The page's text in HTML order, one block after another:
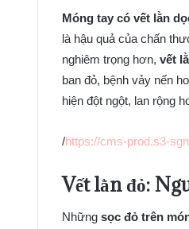
Móng tay có vết lằn
là hậu quả của chấn
nghiêm trọng hơn, vết
ban đỏ, bệnh vảy nến
hiện đột ngột, lan rộng
/https://cms-prod.s3-
Vết lằn đỏ:
Những sọc đỏ trên